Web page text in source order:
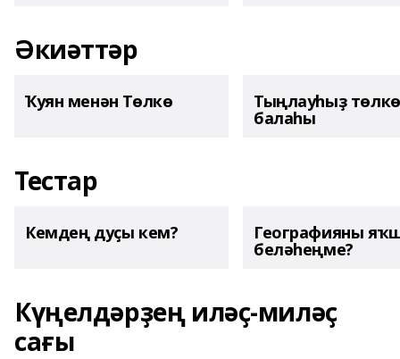
Әкиәттәр
Ҡуян менән Төлкө Тыңлауһыҙ төлкө
балаһы
Тестар
Кемдең дуҫы кем? Географияны
беләһеңме?
Күңелдәрҙең иләҫ-миләҫ
сағы